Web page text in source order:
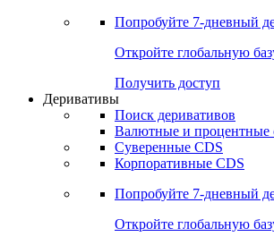
Попробуйте 7-дневный
Откройте глобальную
Получить доступ
Деривативы
Поиск деривативов
Валютные и процентные
Суверенные CDS
Корпоративные CDS
Попробуйте 7-дневный
Откройте глобальную